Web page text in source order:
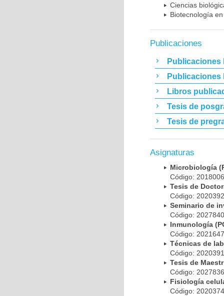
Ciencias
Biotecnología
Publicaciones
Publicaciones
Publicaciones
Libros
Tesis de
Tesis de
Asignaturas
Microbiología
Código:
Tesis de
Código:
Seminario de
Código:
Inmunología
Código:
Técnicas de
Código:
Tesis de
Código:
Fisiología
Código: